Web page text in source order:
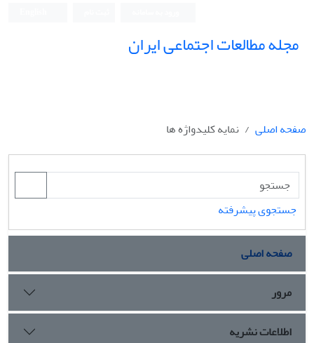
مجله مطالعات اجتماعی ایران
صفحه اصلی نمایه کلیدواژه ها
جستجوی پیشرفته
صفحه اصلی
مرور
اطلاعات نشریه